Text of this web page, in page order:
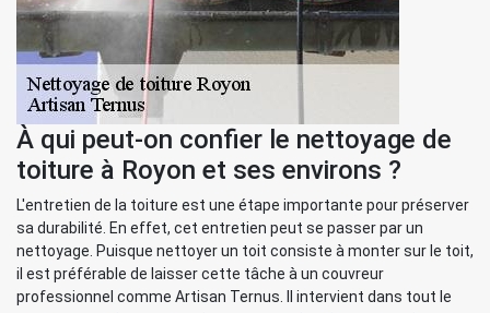
À qui peut-on confier le nettoyage de
toiture à Royon et ses environs ?
L'entretien de la toiture est une étape importante pour préserver
sa durabilité. En effet, cet entretien peut se passer par un
nettoyage. Puisque nettoyer un toit consiste à monter sur le toit,
il est préférable de laisser cette tâche à un couvreur
professionnel comme Artisan Ternus. Il intervient dans tout le